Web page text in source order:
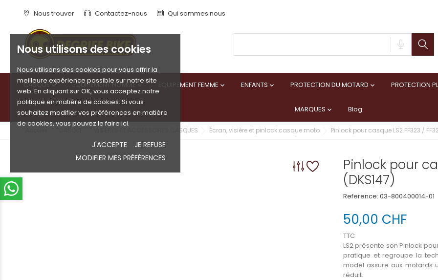
Nous utilisons des cookies
Nous utilisons des cookies pour vous offrir la
meilleure expérience possible sur notre site
web. En cliquant sur OK, vous acceptez notre
politique en matière de cookies. Si vous
souhaitez modifier vos préférences en matière
de cookies, vous pouvez le faire ici.
J'ACCEPTE
JE REFUSE
MODIFIER MES PRÉFÉRENCES
Nous trouver Contactez-nous Qui sommes nous
CASQUE  ÉQUIPEMENT HOMME ÉQUIPEMENT FEMME  ENFANTS  PROTECTION DU MOTARD  PROTECTION
MARQUES  Blog
VISIERES ET ACCESSOIRES CASQUES Écran, visière et pinlock casque moto Pinlock pour casque LS2 FF323 /
Pinlock pour
(DKS147)
Reference: 03-800400014-01
50,00 CHF
TTC
LS2 présente son Pinlock
pratique et regroupe la
model assure aux motards
réduit.